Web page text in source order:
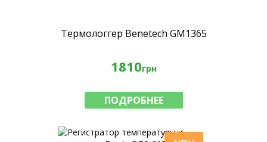
Термологгер Benetech GM1365
1810грн
ПОДРОБНЕЕ